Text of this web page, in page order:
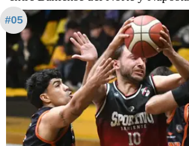
#05